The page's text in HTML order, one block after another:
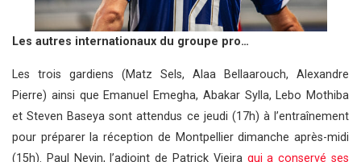
Les autres internationaux du groupe pro…
Les trois gardiens (Matz Sels, Alaa Bellaarouch, Alexandre
Pierre) ainsi que Emanuel Emegha, Abakar Sylla, Lebo Mothiba
et Steven Baseya sont attendus ce jeudi (17h) à l’entraînement
pour préparer la réception de Montpellier dimanche après-midi
(15h). Paul Nevin, l’adjoint de Patrick Vieira qui a conservé ses